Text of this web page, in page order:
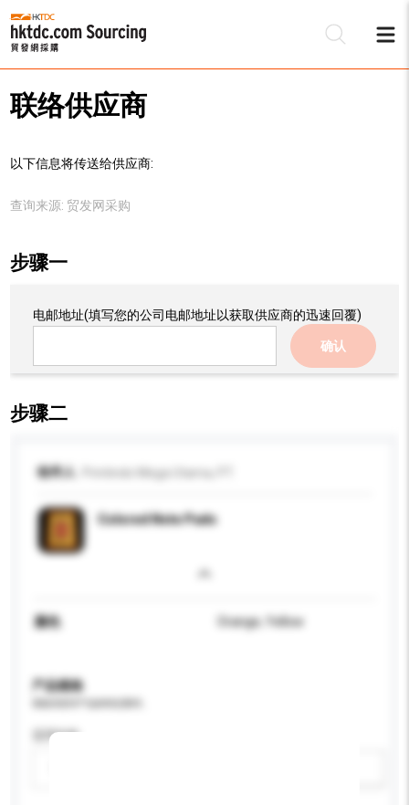
联络供应商
以下信息将传送给供应商:
查询来源: 贸发网采购
步骤一
电邮地址(填写您的公司电邮地址以获取供应商的迅速回覆)
确认
步骤二
收件人
Colored Note Pads
颜色 Orange, Yellow
产品规格
适用年龄